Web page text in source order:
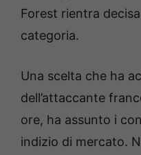
Forest rientra
categoria.
Una scelta che ha
dell’attaccante
ore, ha assunto i
indizio di mercato.